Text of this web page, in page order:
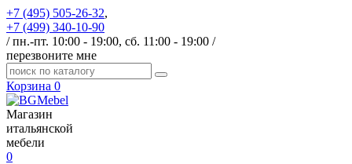
+7 (495) 505-26-32,
+7 (499) 340-10-90
/ пн.-пт. 10:00 - 19:00, сб. 11:00 - 19:00 /
перезвоните мне
Корзина 0
Магазин
итальянской
мебели
0